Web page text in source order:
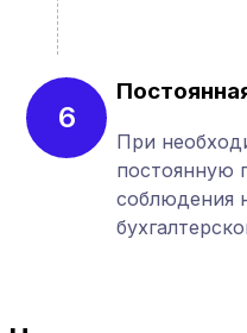
6
При
постоянную
соблюдения